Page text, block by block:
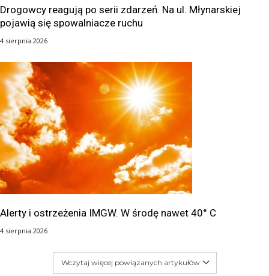
Drogowcy reagują po serii zdarzeń. Na ul. Młynarskiej
pojawią się spowalniacze ruchu
4 sierpnia 2026
Alerty i ostrzeżenia IMGW. W środę nawet 40° C
4 sierpnia 2026
Wczytaj więcej powiązanych artykułów